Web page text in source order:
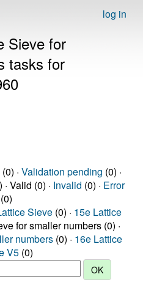
log in
Sieve for
tasks for
(0) · Validation pending (0) ·
Valid (0) · Invalid (0) · Error
(0)
Sieve (0) · 15e Lattice
for smaller numbers (0) ·
numbers (0) · 16e Lattice
V5 (0)